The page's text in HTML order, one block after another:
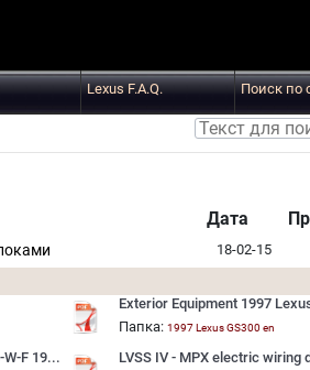
Lexus F.A.Q. Поиск по
Дата
18-02-15
Exterior Equipment 1997
Папка: 1997 Lexus GS300 en
F 19...
LVSS IV - MPX electric wiring